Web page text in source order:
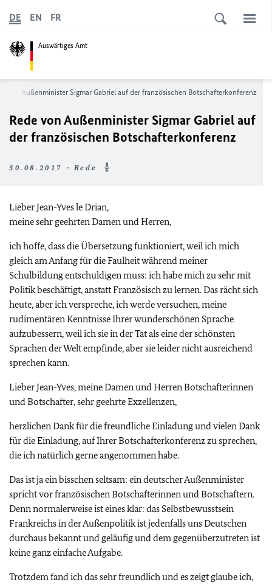
Auswärtiges Amt
DE EN FR
von Außenminister Sigmar Gabriel auf der französischen Botschafterkonferenz
Rede von Außenminister Sigmar Gabriel auf
der französischen Botschafterkonferenz
30.08.2017 - Rede
Lieber Jean-Yves le Drian,
meine sehr geehrten Damen und Herren,
ich hoffe, dass die Übersetzung funktioniert, weil ich mich
gleich am Anfang für die Faulheit während meiner
Schulbildung entschuldigen muss: ich habe mich zu sehr mit
Politik beschäftigt, anstatt Französisch zu lernen. Das rächt sich
heute, aber ich verspreche, ich werde versuchen, meine
rudimentären Kenntnisse Ihrer wunderschönen Sprache
aufzubessern, weil ich sie in der Tat als eine der schönsten
Sprachen der Welt empfinde, aber sie leider nicht ausreichend
sprechen kann.
Lieber Jean-Yves, meine Damen und Herren Botschafterinnen
und Botschafter, sehr geehrte Exzellenzen,
herzlichen Dank für die freundliche Einladung und vielen Dank
für die Einladung, auf Ihrer Botschafterkonferenz zu sprechen,
die ich natürlich gerne angenommen habe.
Das ist ja ein bisschen seltsam: ein deutscher Außenminister
spricht vor französischen Botschafterinnen und Botschaftern.
Denn normalerweise ist eines klar: das Selbstbewusstsein
Frankreichs in der Außenpolitik ist jedenfalls uns Deutschen
durchaus bekannt und geläufig und dem gegenüberzutreten ist
keine ganz einfache Aufgabe.
Trotzdem fand ich das sehr freundlich und es zeigt glaube ich,